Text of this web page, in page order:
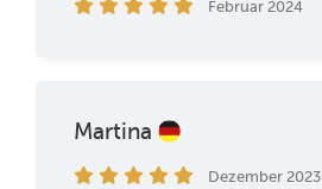
Februar 2024
Martina
Dezember 2023